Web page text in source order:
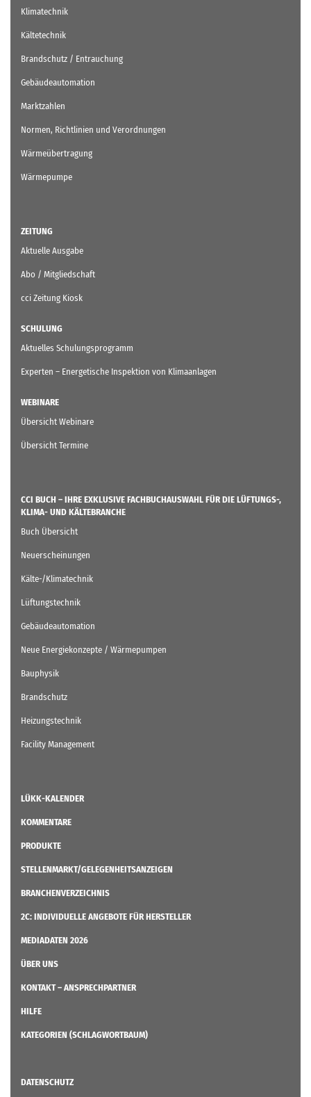
Klimatechnik
Kältetechnik
Brandschutz / Entrauchung
Gebäudeautomation
Marktzahlen
Normen, Richtlinien und Verordnungen
Wärmeübertragung
Wärmepumpe
ZEITUNG
Aktuelle Ausgabe
Abo / Mitgliedschaft
cci Zeitung Kiosk
SCHULUNG
Aktuelles Schulungsprogramm
Experten – Energetische Inspektion von Klimaanlagen
WEBINARE
Übersicht Webinare
Übersicht Termine
CCI BUCH – IHRE EXKLUSIVE FACHBUCHAUSWAHL FÜR DIE LÜFTUNGS-,
KLIMA- UND KÄLTEBRANCHE
Buch Übersicht
Neuerscheinungen
Kälte-/Klimatechnik
Lüftungstechnik
Gebäudeautomation
Neue Energiekonzepte / Wärmepumpen
Bauphysik
Brandschutz
Heizungstechnik
Facility Management
LÜKK-KALENDER
KOMMENTARE
PRODUKTE
STELLENMARKT/GELEGENHEITSANZEIGEN
BRANCHENVERZEICHNIS
2C: INDIVIDUELLE ANGEBOTE FÜR HERSTELLER
MEDIADATEN 2026
ÜBER UNS
KONTAKT – ANSPRECHPARTNER
HILFE
KATEGORIEN (SCHLAGWORTBAUM)
DATENSCHUTZ